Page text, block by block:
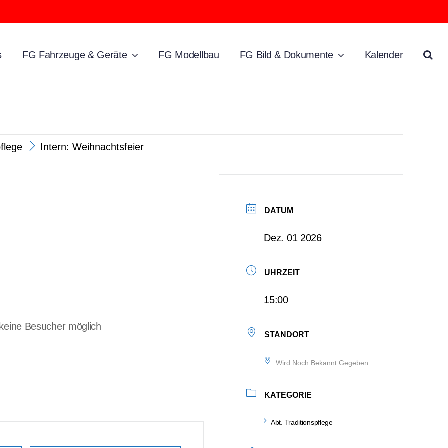
FG Fahrzeuge & Geräte FG Modellbau FG Bild & Dokumente Kalender
Intern: Weihnachtsfeier
Besucher möglich
DATUM
Dez. 01 2026
UHRZEIT
15:00
STANDORT
Wird Noch Bekannt Gegeben
KATEGORIE
Abt. Traditionspflege